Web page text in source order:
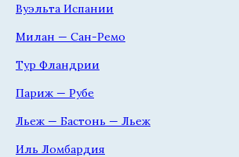
Вуэльта Испании
Милан — Сан-Ремо
Тур Фландрии
Париж — Рубе
Льеж — Бастонь — Льеж
Иль Ломбардия